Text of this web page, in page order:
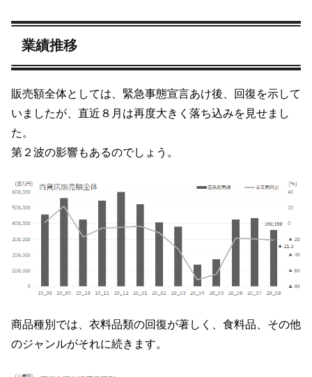
業績推移
販売額全体としては、緊急事態宣言あけ後、回復を示して
いましたが、直近８月は再度大きく落ち込みを見せまし
た。
第２波の影響もあるのでしょう。
商品種別では、衣料品類の回復が著しく、食料品、その他
のジャンルがそれに続きます。